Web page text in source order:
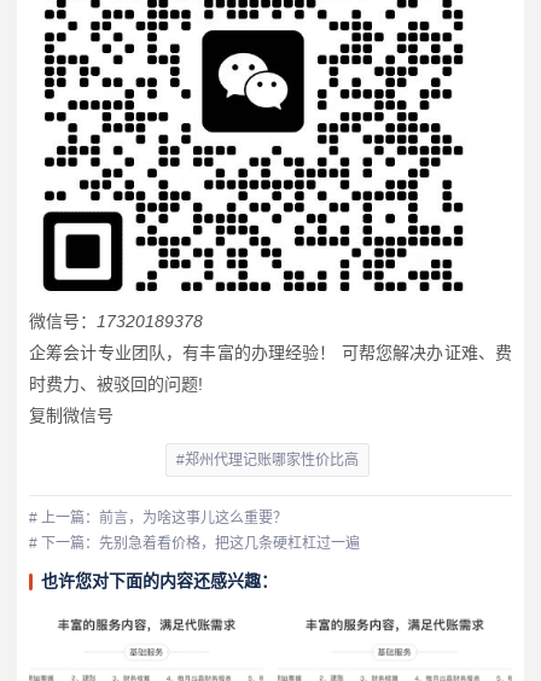
微信号：
17320189378
企筹会计专业团队，有丰富的办理经验！ 可帮您解决办证难、费
时费力、被驳回的问题!
复制微信号
#郑州代理记账哪家性价比高
# 上一篇：前言，为啥这事儿这么重要？
# 下一篇：先别急着看价格，把这几条硬杠杠过一遍
也许您对下面的内容还感兴趣：